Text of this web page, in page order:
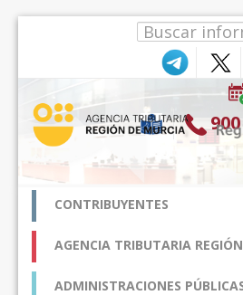
CONTRIBUYENTES
AGENCIA TRIBUTARIA
ADMINISTRACIONES